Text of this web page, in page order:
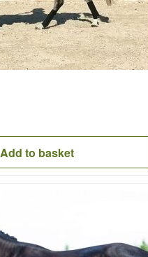
Add to basket